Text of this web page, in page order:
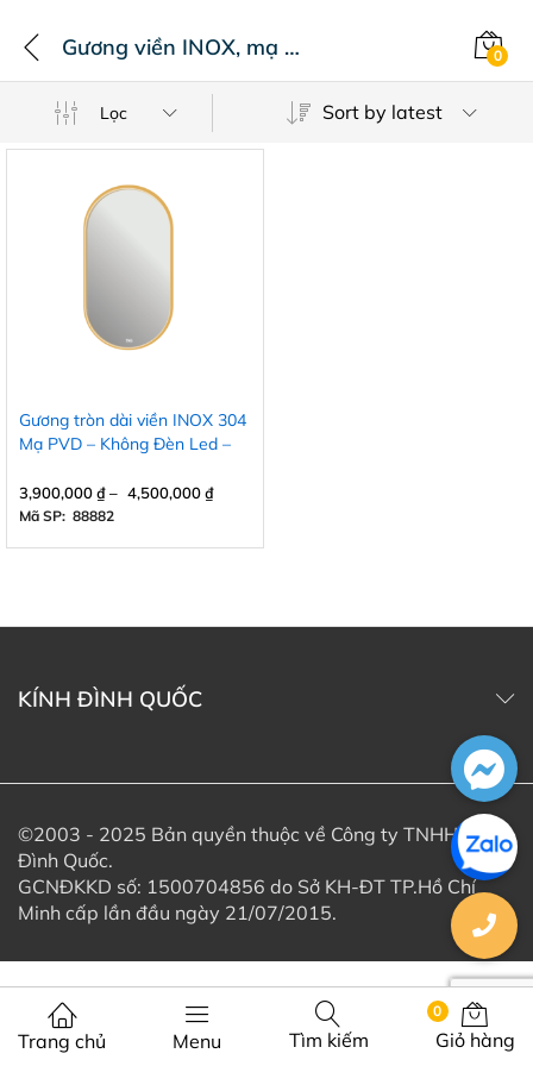
Gương viền INOX, mạ PVD 0
Lọc Sort by latest
Gương tròn dài viền INOX 304
Mạ PVD – Không Đèn Led –
3,900,000₫– 4,500,000₫
Mã SP: 88882
KÍNH ĐÌNH QUỐC
©2003 - 2025 Bản quyền thuộc về Công ty TNHH Kính
Đình Quốc.
GCNĐKKD số: 1500704856 do Sở KH-ĐT TP.Hồ Chí
Minh cấp lần đầu ngày 21/07/2015.
Trang chủ Menu Tìm kiếm
0
Giỏ hàng